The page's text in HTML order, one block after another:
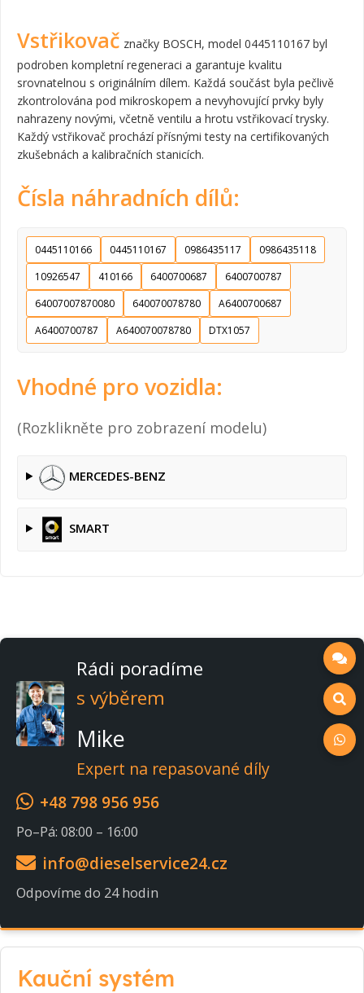
Vstřikovač značky BOSCH, model 0445110167 byl
podroben kompletní regeneraci a garantuje kvalitu
srovnatelnou s originálním dílem. Každá součást byla pečlivě
zkontrolována pod mikroskopem a nevyhovující prvky byly
nahrazeny novými, včetně ventilu a hrotu vstřikovací trysky.
Každý vstřikovač prochází přísnými testy na certifikovaných
zkušebnách a kalibračních stanicích.
Čísla náhradních dílů:
0445110166 0445110167 0986435117
0986435118
10926547
410166 6400700687
6400700787
64007007870080
640070078780
A6400700687
A6400700787
A640070078780 DTX1057
Vhodné pro vozidla:
(Rozklikněte pro zobrazení modelu)
MERCEDES-BENZ
SMART
Rádi poradíme
s výběrem
Mike
Expert na repasované díly
+48 798 956 956
Po–Pá: 08:00 – 16:00
info@dieselservice24.cz
Odpovíme do 24 hodin
Kauční systém